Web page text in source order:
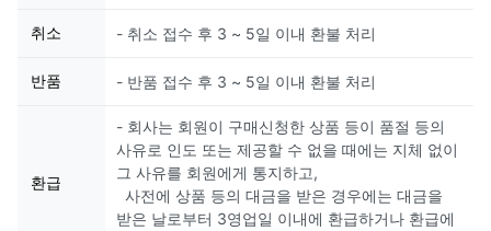
취소 - 취소 접수 후 3 ~ 5일 이내 환불 처리
반품 - 반품 접수 후 3 ~ 5일 이내 환불 처리
환급
- 회사는 회원이 구매신청한 상품 등이 품절 등의
사유로 인도 또는 제공할 수 없을 때에는 지체 없이
그 사유를 회원에게 통지하고,
사전에 상품 등의 대금을 받은 경우에는 대금을
받은 날로부터 3영업일 이내에 환급하거나 환급에